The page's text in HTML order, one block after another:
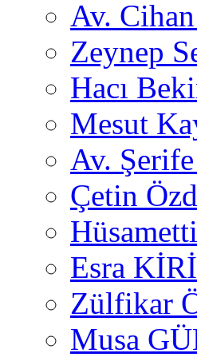
Av.
Zeynep
Hacı
Mesut
Av.
Çetin
Esra
Zülfikar
Musa